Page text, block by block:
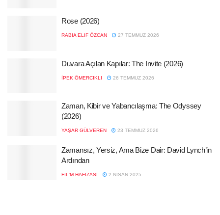
Rose (2026)
RABIA ELIF ÖZCAN 27 TEMMUZ 2026
Duvara Açılan Kapılar: The Invite (2026)
İPEK ÖMERCIKLI 26 TEMMUZ 2026
Zaman, Kibir ve Yabancılaşma: The Odyssey
(2026)
YAŞAR GÜLVEREN 23 TEMMUZ 2026
Zamansız, Yersiz, Ama Bize Dair: David Lynch’in
Ardından
FIL'M HAFIZASI 2 NISAN 2025